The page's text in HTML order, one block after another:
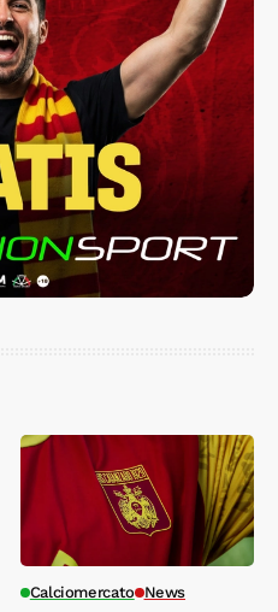
Calciomercato News